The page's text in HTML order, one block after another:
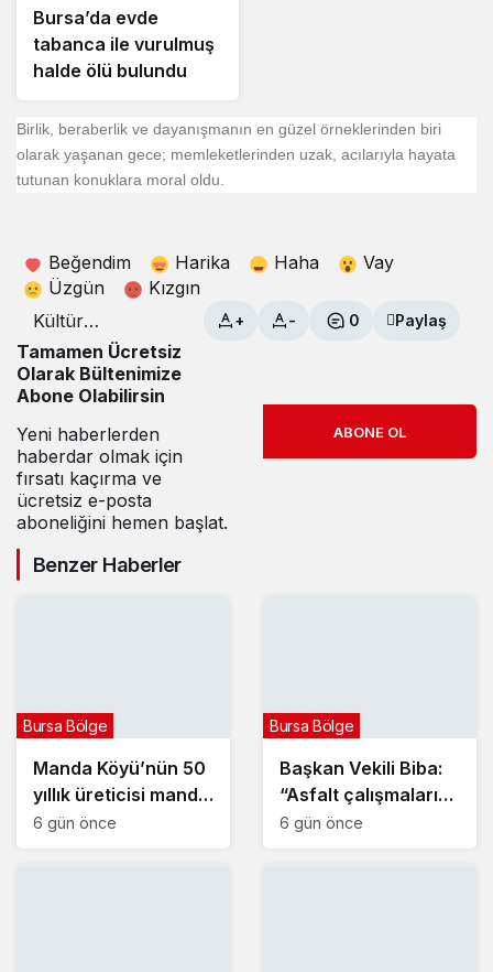
Bursa’da evde
tabanca ile vurulmuş
halde ölü bulundu
Birlik, beraberlik ve dayanışmanın en güzel örneklerinden biri
olarak yaşanan gece; memleketlerinden uzak, acılarıyla hayata
tutunan konuklara moral oldu.
Beğendim Harika Haha
Vay
Üzgün
Kızgın
Kültür
Akademisi
afetzede
yüreklere
dokundu
+ - 0 Paylaş
Tamamen Ücretsiz
Olarak Bültenimize
Abone Olabilirsin
Yeni haberlerden
haberdar olmak için
fırsatı kaçırma ve
ücretsiz e-posta
aboneliğini hemen başlat.
ABONE OL
Benzer Haberler
Manda Köyü’nün 50
yıllık üreticisi manda
sucuğu ve
Bursa Bölge
6 gün önce
Başkan Vekili Biba:
“Asfalt çalışmalarını
12 kat artırdık”
Bursa Bölge
6 gün önce